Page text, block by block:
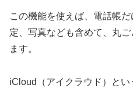
この機能を使えば、電話帳
定、写真なども含めて、丸
ます。
iCloud（アイクラウド）と